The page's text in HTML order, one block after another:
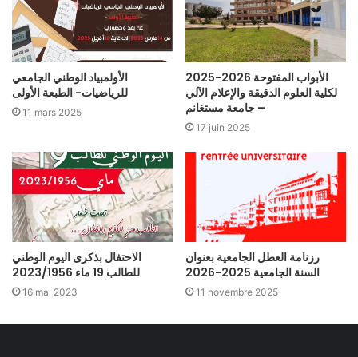
الأولمبياد الوطني الجامعي
للرياضيات- الطبعة الأولى
11 mars 2025
2025-2026 الأبواب المفتوحة
لكلية العلوم الدقيقة والإعلام الآلي
– جامعة مستغانم
17 juin 2025
الاحتفال بذكرى اليوم الوطني
للطالب 19 ماء 2023/1956
16 mai 2023
رزنامة العطل الجامعية بعنوان
السنة الجامعية 2025-2026
11 novembre 2025